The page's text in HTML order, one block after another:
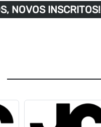
NOVOS INSCRITOS!